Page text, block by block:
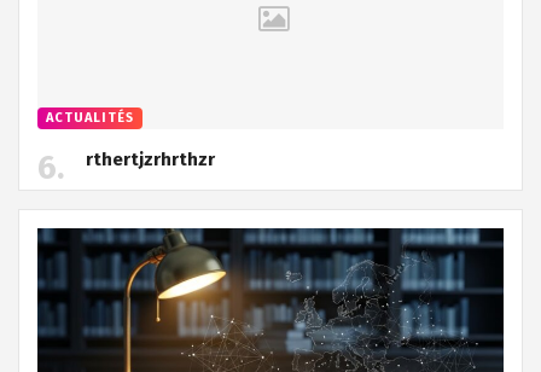
ACTUALITÉS
rthertjzrhrthzr